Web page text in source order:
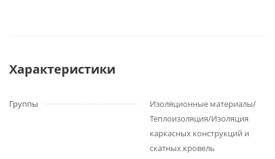
Характеристики
Группы
Изоляционные материалы/
Теплоизоляция/Изоляция
каркасных конструкций и
скатных кровель